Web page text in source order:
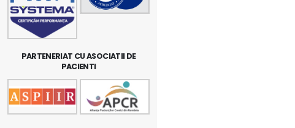
PARTENERIAT CU ASOCIATII DE
PACIENTI